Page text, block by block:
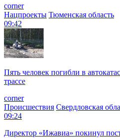
corner
Нацпроекты Тюменская область
09:42
Пять человек погибли в
трассе
corner
Происшествия Свердловская
09:24
Директор «Ижавиа» покинул